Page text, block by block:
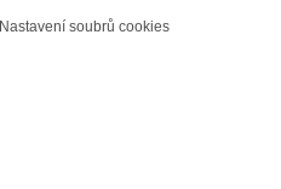
Nastavení soubrů cookies